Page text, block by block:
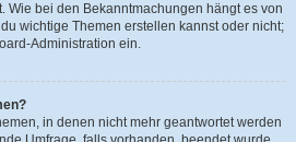
Wie bei den Bekanntmachungen hängt es von
wichtige Themen erstellen kannst oder nicht;
Administration ein.
in denen nicht mehr geantwortet werden